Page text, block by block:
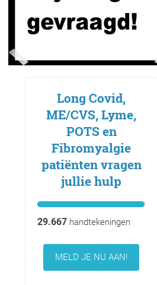
Long Covid,
ME/CVS, Lyme,
POTS en
Fibromyalgie
patiënten vragen
jullie hulp
29.667handtekeningen
MELD JE NU AAN!